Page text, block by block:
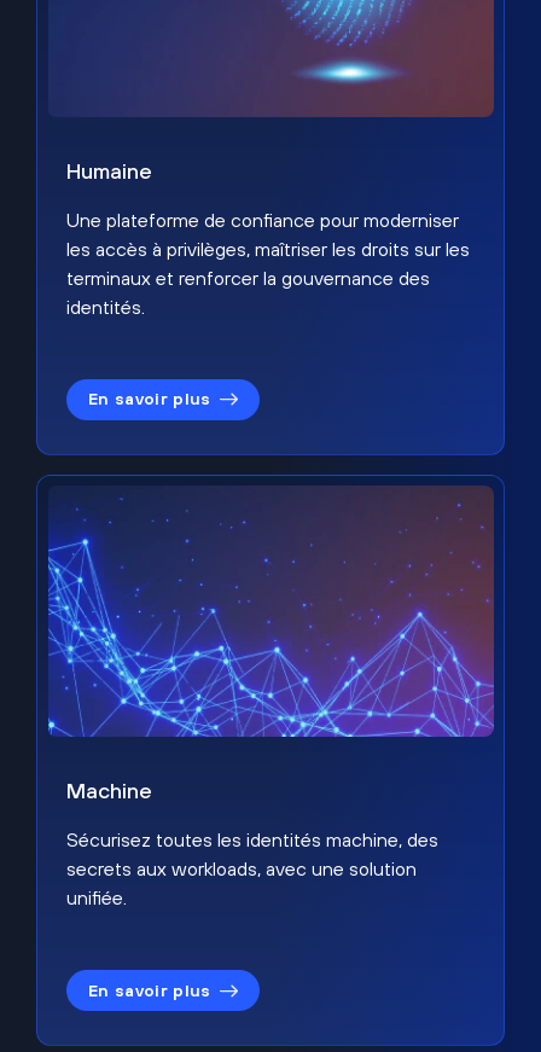
Humaine
Une plateforme de confiance pour moderniser
les accès à privilèges, maîtriser les droits sur les
terminaux et renforcer la gouvernance des
identités.
En savoir plus
Machine
Sécurisez toutes les identités machine, des
secrets aux workloads, avec une solution
unifiée.
En savoir plus